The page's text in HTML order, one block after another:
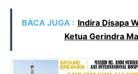
BACA JUGA : Indira Disapa
Ketua Gerindra